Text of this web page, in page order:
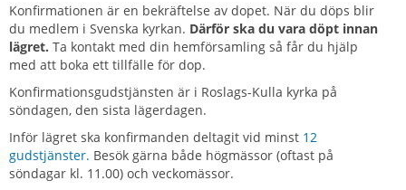
Konfirmationen är en bekräftelse av dopet. När du döps blir
du medlem i Svenska kyrkan. Därför ska du vara döpt innan
lägret. Ta kontakt med din hemförsamling så får du hjälp
med att boka ett tillfälle för dop.
Konfirmationsgudstjänsten är i Roslags-Kulla kyrka på
söndagen, den sista lägerdagen.
Inför lägret ska konfirmanden deltagit vid minst 12
gudstjänster. Besök gärna både högmässor (oftast på
söndagar kl. 11.00) och veckomässor.